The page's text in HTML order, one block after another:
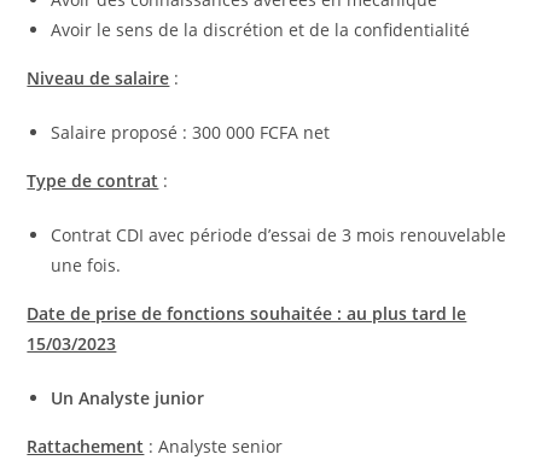
Avoir le sens de la discrétion et de la confidentialité
Niveau de salaire :
Salaire proposé : 300 000 FCFA net
Type de contrat :
Contrat CDI avec période d’essai de 3 mois renouvelable
une fois.
Date de prise de fonctions souhaitée : au plus tard le
15/03/2023
Un Analyste junior
Rattachement : Analyste senior